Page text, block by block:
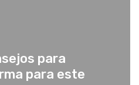
para
para este